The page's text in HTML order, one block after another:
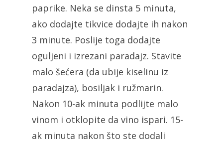
paprike. Neka se dinsta 5 minuta,
ako dodajte tikvice dodajte ih nakon
3 minute. Poslije toga dodajte
oguljeni i izrezani paradajz. Stavite
malo šećera (da ubije kiselinu iz
paradajza), bosiljak i ružmarin.
Nakon 10-ak minuta podlijte malo
vinom i otklopite da vino ispari. 15-
ak minuta nakon što ste dodali